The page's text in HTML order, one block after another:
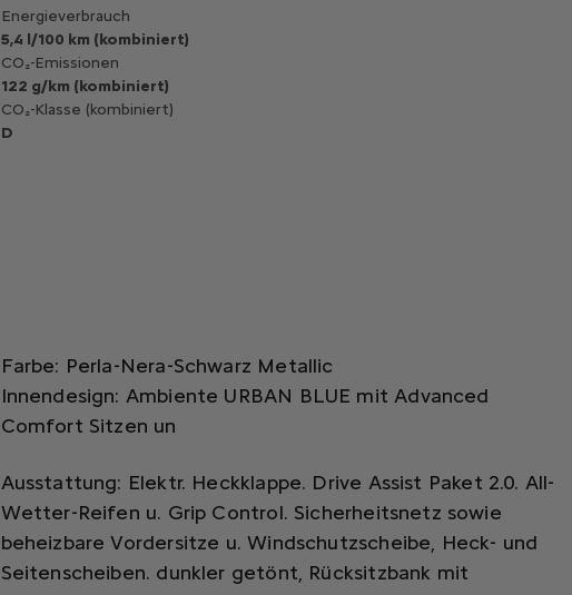
Energieverbrauch
5,4 l/100 km (kombiniert)
CO₂-Emissionen
122 g/km (kombiniert)
CO₂-Klasse (kombiniert)
D
Farbe: Perla-Nera-Schwarz Metallic
Innendesign: Ambiente URBAN BLUE mit Advanced
Comfort Sitzen un
Ausstattung: Elektr. Heckklappe. Drive Assist Paket 2.0. All-
Wetter-Reifen u. Grip Control. Sicherheitsnetz sowie
beheizbare Vordersitze u. Windschutzscheibe, Heck- und
Seitenscheiben. dunkler getönt, Rücksitzbank mit